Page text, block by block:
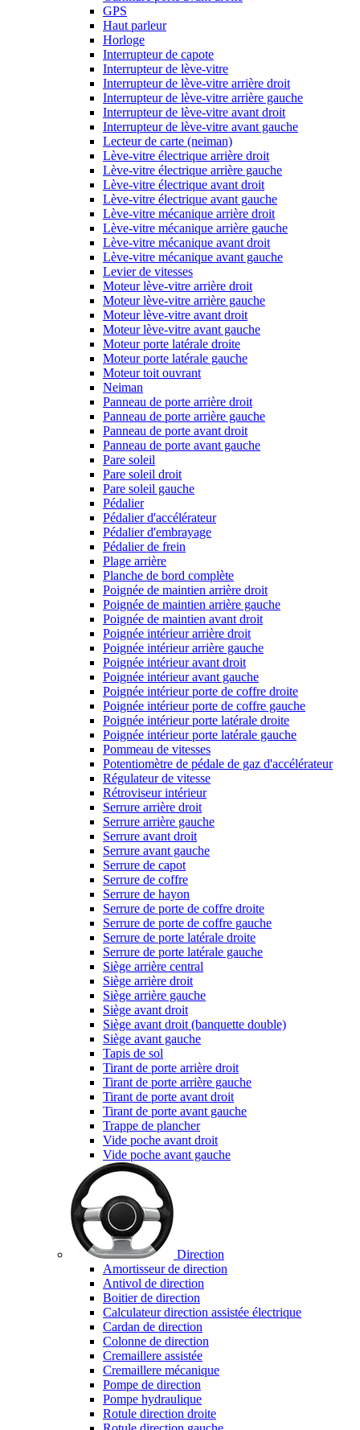
GPS
Haut parleur
Horloge
Interrupteur de capote
Interrupteur de lève-vitre
Interrupteur de lève-vitre arrière droit
Interrupteur de lève-vitre arrière gauche
Interrupteur de lève-vitre avant droit
Interrupteur de lève-vitre avant gauche
Lecteur de carte (neiman)
Lève-vitre électrique arrière droit
Lève-vitre électrique arrière gauche
Lève-vitre électrique avant droit
Lève-vitre électrique avant gauche
Lève-vitre mécanique arrière droit
Lève-vitre mécanique arrière gauche
Lève-vitre mécanique avant droit
Lève-vitre mécanique avant gauche
Levier de vitesses
Moteur lève-vitre arrière droit
Moteur lève-vitre arrière gauche
Moteur lève-vitre avant droit
Moteur lève-vitre avant gauche
Moteur porte latérale droite
Moteur porte latérale gauche
Moteur toit ouvrant
Neiman
Panneau de porte arrière droit
Panneau de porte arrière gauche
Panneau de porte avant droit
Panneau de porte avant gauche
Pare soleil
Pare soleil droit
Pare soleil gauche
Pédalier
Pédalier d'accélérateur
Pédalier d'embrayage
Pédalier de frein
Plage arrière
Planche de bord complète
Poignée de maintien arrière droit
Poignée de maintien arrière gauche
Poignée de maintien avant droit
Poignée intérieur arrière droit
Poignée intérieur arrière gauche
Poignée intérieur avant droit
Poignée intérieur avant gauche
Poignée intérieur porte de coffre droite
Poignée intérieur porte de coffre gauche
Poignée intérieur porte latérale droite
Poignée intérieur porte latérale gauche
Pommeau de vitesses
Potentiomètre de pédale de gaz d'accélérateur
Régulateur de vitesse
Rétroviseur intérieur
Serrure arrière droit
Serrure arrière gauche
Serrure avant droit
Serrure avant gauche
Serrure de capot
Serrure de coffre
Serrure de hayon
Serrure de porte de coffre droite
Serrure de porte de coffre gauche
Serrure de porte latérale droite
Serrure de porte latérale gauche
Siège arrière central
Siège arrière droit
Siège arrière gauche
Siège avant droit
Siège avant droit (banquette double)
Siège avant gauche
Tapis de sol
Tirant de porte arrière droit
Tirant de porte arrière gauche
Tirant de porte avant droit
Tirant de porte avant gauche
Trappe de plancher
Vide poche avant droit
Vide poche avant gauche
Direction
Amortisseur de direction
Antivol de direction
Boitier de direction
Calculateur direction assistée électrique
Cardan de direction
Colonne de direction
Cremaillere assistée
Cremaillere mécanique
Pompe de direction
Pompe hydraulique
Rotule direction droite